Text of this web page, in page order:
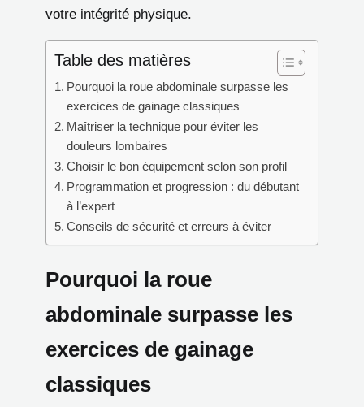
votre intégrité physique.
Table des matières
Pourquoi la roue abdominale surpasse les
exercices de gainage classiques
Maîtriser la technique pour éviter les
douleurs lombaires
Choisir le bon équipement selon son profil
Programmation et progression : du débutant
à l’expert
Conseils de sécurité et erreurs à éviter
Pourquoi la roue
abdominale surpasse les
exercices de gainage
classiques